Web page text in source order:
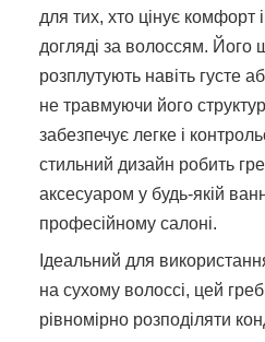
для тих, хто цінує комфорт
догляді за волоссям. Його
розплутують навіть густе
не травмуючи його
забезпечує легке і
стильний дизайн робить
аксесуаром у будь-якій
професійному салоні.
Ідеальний для
на сухому волоссі, цей
рівномірно розподіляти